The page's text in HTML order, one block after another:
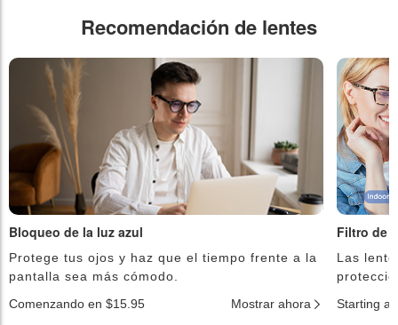
Recomendación de lentes
Bloqueo de la luz azul
Protege tus ojos y haz que el tiempo frente a la
pantalla sea más cómodo.
Comenzando en $15.95
Mostrar ahora
Filtro de
Las
Starting at